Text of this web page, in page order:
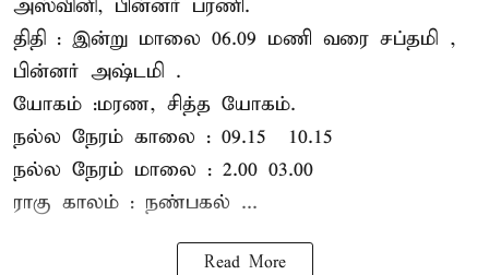
அஸ்வினி, பின்னர் பரணி.
திதி : இன்று மாலை 06.09 மணி வரை சப்தமி ,
பின்னர் அஷ்டமி .
யோகம் :மரண, சித்த யோகம்.
நல்ல நேரம் காலை : 09.15 – 10.15
நல்ல நேரம் மாலை : 2.00– 03.00
ராகு காலம் : நண்பகல் ...
Read More